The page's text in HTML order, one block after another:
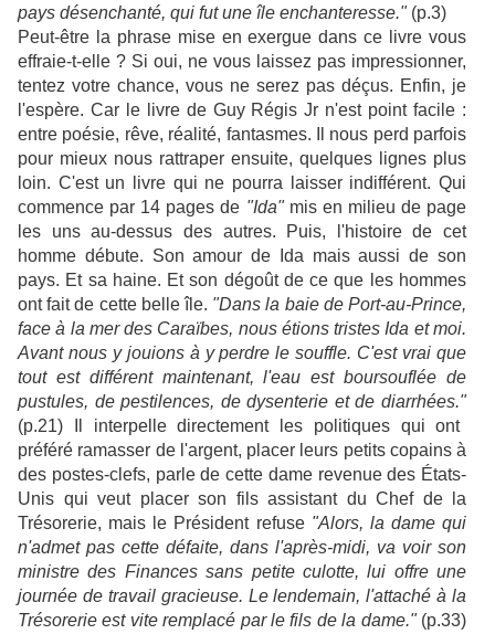
pays désenchanté, qui fut une île enchanteresse."(p.3)
Peut-être la phrase mise en exergue dans ce livre vous
effraie-t-elle ? Si oui, ne vous laissez pas impressionner,
tentez votre chance, vous ne serez pas déçus. Enfin, je
l'espère. Car le livre de Guy Régis Jr n'est point facile :
entre poésie, rêve, réalité, fantasmes. Il nous perd parfois
pour mieux nous rattraper ensuite, quelques lignes plus
loin. C'est un livre qui ne pourra laisser indifférent. Qui
commence par 14 pages de "Ida"mis en milieu de page
les uns au-dessus des autres. Puis, l'histoire de cet
homme débute. Son amour de Ida mais aussi de son
pays. Et sa haine. Et son dégoût de ce que les hommes
ont fait de cette belle île. "Dans la baie de Port-au-Prince,
face à la mer des Caraïbes, nous étions tristes Ida et moi.
Avant nous y jouions à y perdre le souffle. C'est vrai que
tout est différent maintenant, l'eau est boursouflée de
pustules, de pestilences, de dysenterie et de diarrhées."
(p.21) Il interpelle directement les politiques qui ont
préféré ramasser de l'argent, placer leurs petits copains à
des postes-clefs, parle de cette dame revenue des États-
Unis qui veut placer son fils assistant du Chef de la
Trésorerie, mais le Président refuse "Alors, la dame qui
n'admet pas cette défaite, dans l'après-midi, va voir son
ministre des Finances sans petite culotte, lui offre une
journée de travail gracieuse. Le lendemain, l'attaché à la
Trésorerie est vite remplacé par le fils de la dame."(p.33)